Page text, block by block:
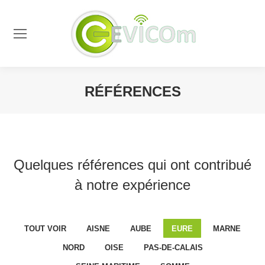
RÉFÉRENCES
Quelques références qui ont contribué
à notre expérience
TOUT VOIR AISNE AUBE EURE MARNE
NORD OISE PAS-DE-CALAIS